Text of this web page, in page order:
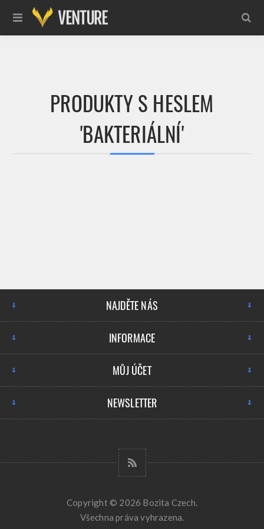
PRODUKTY S HESLEM
'BAKTERIÁLNÍ'
NAJDĚTE NÁS
INFORMACE
MŮJ ÚČET
NEWSLETTER
Copyright © 2026 Bozita Czech.
Všechna práva vyhrazena.